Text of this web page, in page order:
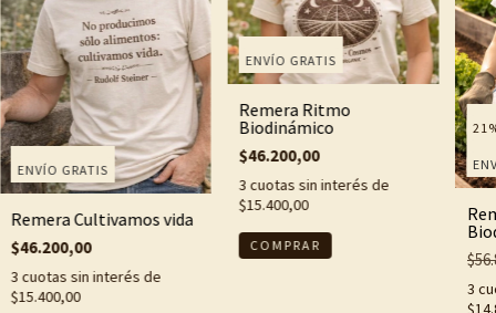
ENVÍO GRATIS
Remera Cultivamos vida
$46.200,00
3 cuotas sin interés de
$15.400,00
ENVÍO GRATIS
Remera Ritmo
Biodinámico
$46.200,00
3 cuotas sin interés de
$15.400,00
COMPRAR
21
3